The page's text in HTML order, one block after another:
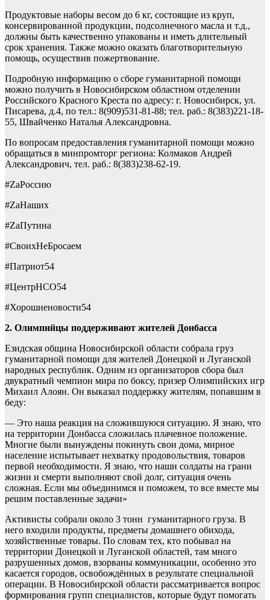
Продуктовые наборы весом до 6 кг, состоящие из круп,
консервированной продукции, подсолнечного масла и т.д.,
должны быть качественно упакованы и иметь длительный
срок хранения. Также можно оказать благотворительную
помощь, осуществив пожертвование.
Подробную информацию о сборе гуманитарной помощи
можно получить в Новосибирском областном отделении
Российского Красного Креста по адресу: г. Новосибирск, ул.
Писарева, д.4, по тел.: 8(909)531-81-88; тел. раб.: 8(383)221-18-
55, Швайченко Наталья Александровна.
По вопросам предоставления гуманитарной помощи можно
обращаться в минпромторг региона: Колмаков Андрей
Александрович, тел. раб.: 8(383)238-62-19.
#ZаРоссию
#ZаНаших
#ZаПутина
#СвоихНеБросаем
#Патриот54
#ЦентрНСО54
#Хорошиеновости54
2. Олимпийцы поддерживают жителей Донбасса
Езидская община Новосибирской области собрала груз
гуманитарной помощи для жителей Донецкой и Луганской
народных республик. Одним из организаторов сбора был
двукратный чемпион мира по боксу, призер Олимпийских игр
Михаил Алоян. Он выказал поддержку жителям, попавшим в
беду:
— Это наша реакция на сложившуюся ситуацию. Я знаю, что
на территории Донбасса сложилась плачевное положение.
Многие были вынуждены покинуть свои дома, мирное
население испытывает нехватку продовольствия, товаров
первой необходимости. Я знаю, что наши солдаты на грани
жизни и смерти выполняют свой долг, ситуация очень
сложная. Если мы объединимся и поможем, то все вместе мы
решим поставленные задачи»
Активисты собрали около 3 тонн гуманитарного груза. В
него входили продукты, предметы домашнего обихода,
хозяйственные товары. По словам тех, кто побывал на
территории Донецкой и Луганской областей, там много
разрушенных домов, взорваны коммуникации, особенно это
касается городов, освобождённых в результате специальной
операции. В Новосибирской области рассматривается вопрос
формирования групп специалистов, которые будут помогать